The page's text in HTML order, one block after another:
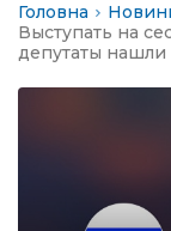
евакуації
новини
Головна
Выступать на
депутаты